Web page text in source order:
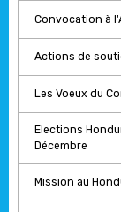
Convocation à
Actions de
Les Voeux du
Elections
Décembre
Mission au